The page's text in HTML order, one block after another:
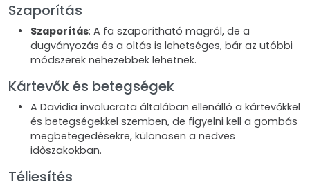
Szaporítás
Szaporítás: A fa szaporítható magról, de a
dugványozás és a oltás is lehetséges, bár az utóbbi
módszerek nehezebbek lehetnek.
Kártevők és betegségek
A Davidia involucrata általában ellenálló a kártevőkkel
és betegségekkel szemben, de figyelni kell a gombás
megbetegedésekre, különösen a nedves
időszakokban.
Téliesítés